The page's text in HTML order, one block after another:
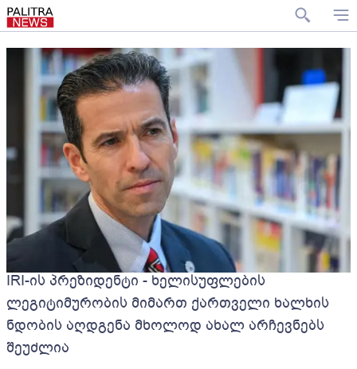
IRI-ის პრეზიდენტი - ხელისუფლების
ლეგიტიმურობის მიმართ ქართველი ხალხის
ნდობის აღდგენა მხოლოდ ახალ არჩევნებს
შეუძლია